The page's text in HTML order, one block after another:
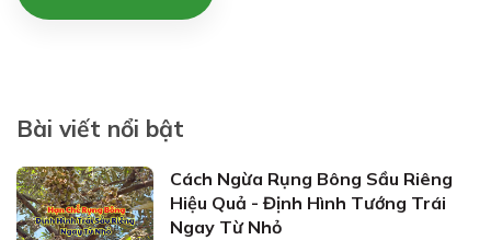
Bài viết nổi bật
Cách Ngừa Rụng Bông Sầu Riêng
Hiệu Quả - Định Hình Tướng Trái
Ngay Từ Nhỏ